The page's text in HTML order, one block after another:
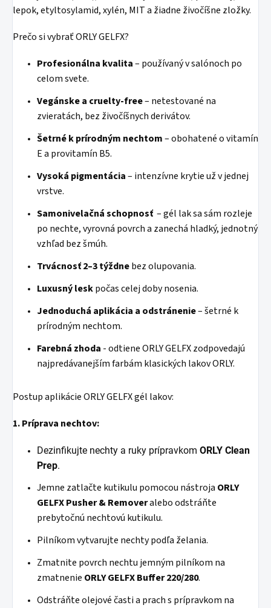
lepok, etyltosylamid, xylén, MIT a žiadne živočíšne zložky.
Prečo si vybrať ORLY GELFX?
Profesionálna kvalita– používaný v salónoch po
celom svete.
Vegánske a cruelty-free– netestované na
zvieratách, bez živočíšnych derivátov.
Šetrné k prírodným nechtom– obohatené o vitamín
E a provitamín B5.
Vysoká pigmentácia– intenzívne krytie už v jednej
vrstve.
Samonivelačná schopnosť – gél lak sa sám rozleje
po nechte, vyrovná povrch a zanechá hladký, jednotný
vzhľad bez šmúh.
Trvácnosť 2–3 týždnebez olupovania.
Luxusný leskpočas celej doby nosenia.
Jednoduchá aplikácia a odstránenie– šetrné k
prírodným nechtom.
Farebná zhoda - odtiene ORLY GELFX zodpovedajú
najpredávanejším farbám klasických lakov ORLY.
Postup aplikácie ORLY GELFX gél lakov:
1. Príprava nechtov:
Dezinfikujte nechty a ruky prípravkom ORLY Clean
Prep.
Jemne zatlačte kutikulu pomocou nástroja ORLY
GELFXPusher& Removeralebo odstráňte
prebytočnú nechtovú kutikulu.
Pilníkom vytvarujte nechty podľa želania.
Zmatnite povrch nechtu jemným pilníkom na
zmatnenie ORLY GELFX Buffer 220/280.
Odstráňte olejové časti a prach s prípravkom na